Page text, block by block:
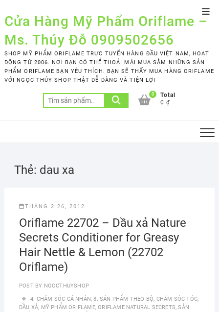
to
content
Cửa Hàng Mỹ Phẩm Oriflame –
Ms. Thúy Đỗ 0909502656
SHOP MỸ PHẨM ORIFLAME TRỰC TUYẾN HÀNG ĐẦU VIỆT NAM, HOẠT
ĐỘNG TỪ 2006. NƠI BẠN CÓ THỂ THOẢI MÁI MUA SẮM NHỮNG SẢN
PHẨM ORIFLAME BẠN YÊU THÍCH. BẠN SẼ THẤY MUA HÀNG ORIFLAME
VỚI NGỌC THÚY SHOP THẬT DỄ DÀNG VÀ TIỆN LỢI
Tìm
kiếm:
0
Total
0 ₫
Thẻ: dau xa
THÁNG 2 26, 2012
Oriflame 22702 – Dầu xả Nature
Secrets Conditioner for Greasy
Hair Nettle & Lemon (22702
Oriflame)
POST BY NGOCTHUYSHOP
4. CHĂM SÓC CÁ NHÂN,8. SẢN PHẨM THEO BỘ, CHĂM SÓC TÓC,
DẦU XẢ, MỸ PHẨM ORIFLAME,ORIFLAME NATURAL SECRETS,SẢN